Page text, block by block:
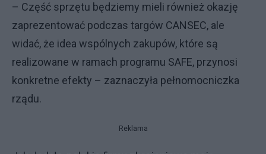
– Część sprzętu będziemy mieli również okazję
zaprezentować podczas targów CANSEC, ale
widać, że idea wspólnych zakupów, które są
realizowane w ramach programu SAFE, przynosi
konkretne efekty – zaznaczyła pełnomocniczka
rządu.
Reklama